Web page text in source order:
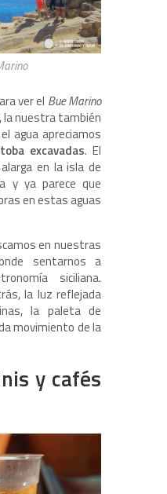
ver el Bue Marino
nuestra también
agua apreciamos
excavadas. El
en la isla de
y ya parece que
en estas aguas
en nuestras
sentarnos a
siciliana.
la luz reflejada
la paleta de
movimiento de la
y cafés